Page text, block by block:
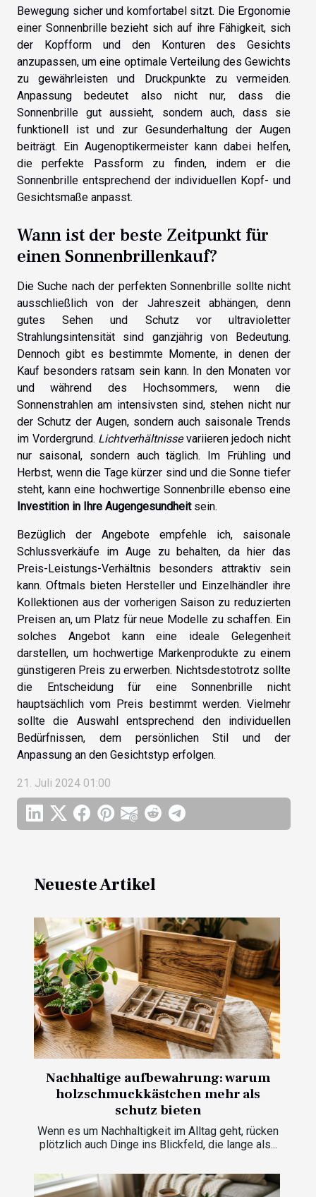
Bewegung sicher und komfortabel sitzt. Die Ergonomie
einer Sonnenbrille bezieht sich auf ihre Fähigkeit, sich
der Kopfform und den Konturen des Gesichts
anzupassen, um eine optimale Verteilung des Gewichts
zu gewährleisten und Druckpunkte zu vermeiden.
Anpassung bedeutet also nicht nur, dass die
Sonnenbrille gut aussieht, sondern auch, dass sie
funktionell ist und zur Gesunderhaltung der Augen
beiträgt. Ein Augenoptikermeister kann dabei helfen,
die perfekte Passform zu finden, indem er die
Sonnenbrille entsprechend der individuellen Kopf- und
Gesichtsmaße anpasst.
Wann ist der beste Zeitpunkt für
einen Sonnenbrillenkauf?
Die Suche nach der perfekten Sonnenbrille sollte nicht
ausschließlich von der Jahreszeit abhängen, denn
gutes Sehen und Schutz vor ultravioletter
Strahlungsintensität sind ganzjährig von Bedeutung.
Dennoch gibt es bestimmte Momente, in denen der
Kauf besonders ratsam sein kann. In den Monaten vor
und während des Hochsommers, wenn die
Sonnenstrahlen am intensivsten sind, stehen nicht nur
der Schutz der Augen, sondern auch saisonale Trends
im Vordergrund. Lichtverhältnissevariieren jedoch nicht
nur saisonal, sondern auch täglich. Im Frühling und
Herbst, wenn die Tage kürzer sind und die Sonne tiefer
steht, kann eine hochwertige Sonnenbrille ebenso eine
Investition in Ihre Augengesundheitsein.
Bezüglich der Angebote empfehle ich, saisonale
Schlussverkäufe im Auge zu behalten, da hier das
Preis-Leistungs-Verhältnis besonders attraktiv sein
kann. Oftmals bieten Hersteller und Einzelhändler ihre
Kollektionen aus der vorherigen Saison zu reduzierten
Preisen an, um Platz für neue Modelle zu schaffen. Ein
solches Angebot kann eine ideale Gelegenheit
darstellen, um hochwertige Markenprodukte zu einem
günstigeren Preis zu erwerben. Nichtsdestotrotz sollte
die Entscheidung für eine Sonnenbrille nicht
hauptsächlich vom Preis bestimmt werden. Vielmehr
sollte die Auswahl entsprechend den individuellen
Bedürfnissen, dem persönlichen Stil und der
Anpassung an den Gesichtstyp erfolgen.
21. Juli 2024 01:00
Neueste Artikel
Nachhaltige aufbewahrung: warum
holzschmuckkästchen mehr als
schutz bieten
Wenn es um Nachhaltigkeit im Alltag geht, rücken
plötzlich auch Dinge ins Blickfeld, die lange als...